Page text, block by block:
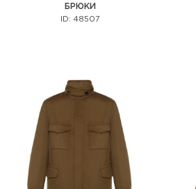
БРЮКИ
ID: 48507